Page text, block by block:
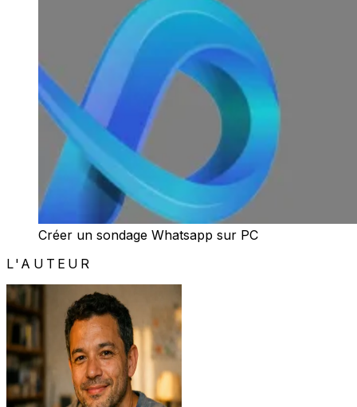
Créer un sondage Whatsapp sur PC
L'AUTEUR